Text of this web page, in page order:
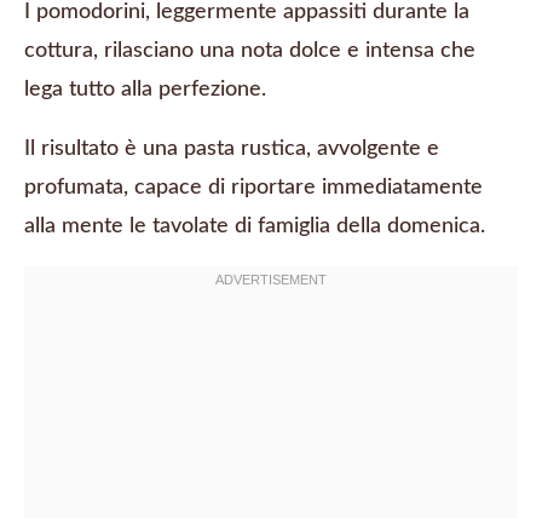
I pomodorini, leggermente appassiti durante la
cottura, rilasciano una nota dolce e intensa che
lega tutto alla perfezione.
Il risultato è una pasta rustica, avvolgente e
profumata, capace di riportare immediatamente
alla mente le tavolate di famiglia della domenica.